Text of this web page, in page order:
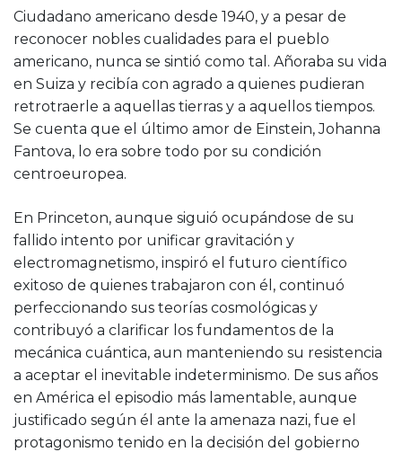
Ciudadano americano desde 1940, y a pesar de
reconocer nobles cualidades para el pueblo
americano, nunca se sintió como tal. Añoraba su vida
en Suiza y recibía con agrado a quienes pudieran
retrotraerle a aquellas tierras y a aquellos tiempos.
Se cuenta que el último amor de Einstein, Johanna
Fantova, lo era sobre todo por su condición
centroeuropea.
En Princeton, aunque siguió ocupándose de su
fallido intento por unificar gravitación y
electromagnetismo, inspiró el futuro científico
exitoso de quienes trabajaron con él, continuó
perfeccionando sus teorías cosmológicas y
contribuyó a clarificar los fundamentos de la
mecánica cuántica, aun manteniendo su resistencia
a aceptar el inevitable indeterminismo. De sus años
en América el episodio más lamentable, aunque
justificado según él ante la amenaza nazi, fue el
protagonismo tenido en la decisión del gobierno